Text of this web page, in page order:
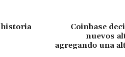
historia
Coinbase
nuevos
agregando una